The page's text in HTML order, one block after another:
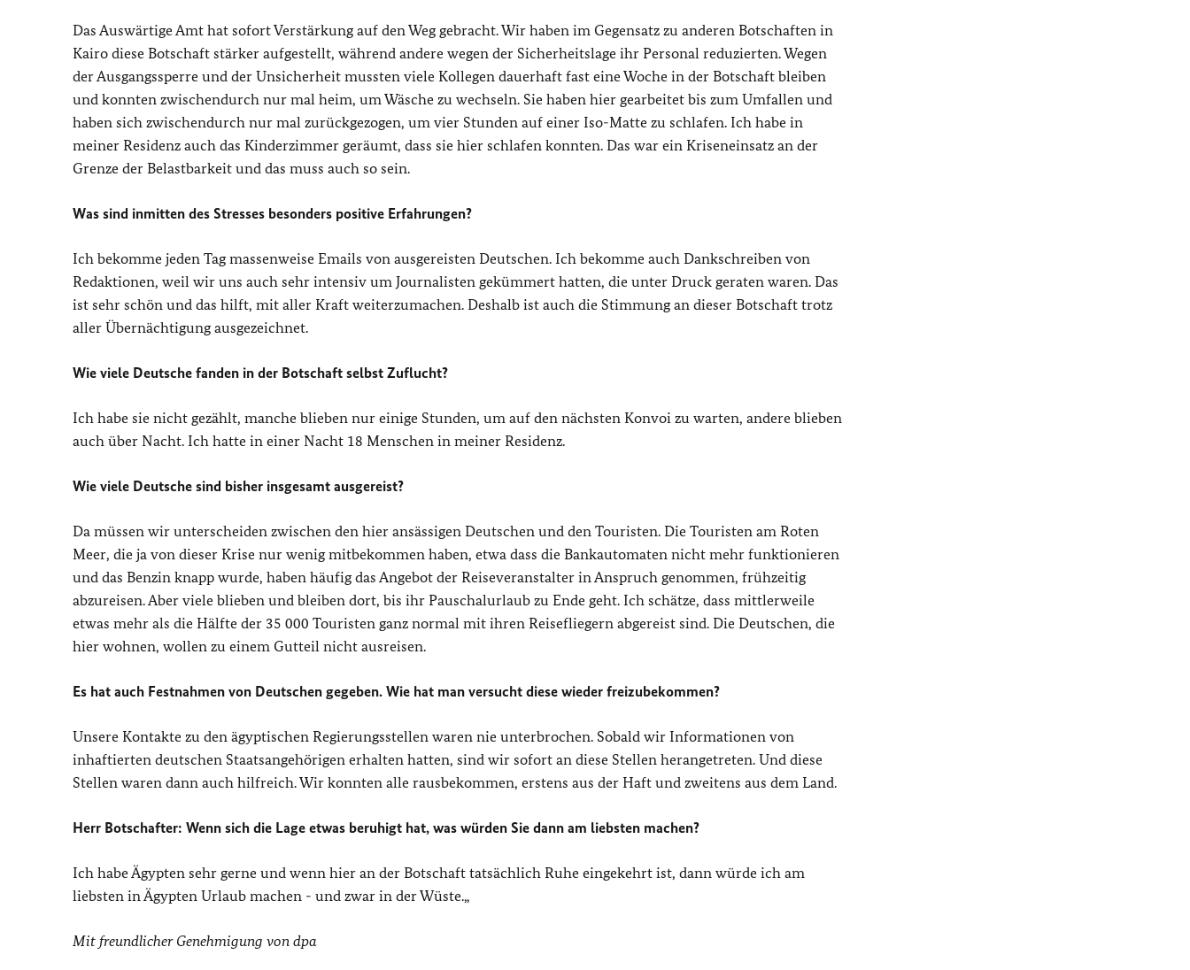
Das Auswärtige Amt hat sofort Verstärkung auf den Weg gebracht. Wir haben im Gegensatz zu anderen Botschaften in
Kairo diese Botschaft stärker aufgestellt, während andere wegen der Sicherheitslage ihr Personal reduzierten. Wegen
der Ausgangssperre und der Unsicherheit mussten viele Kollegen dauerhaft fast eine Woche in der Botschaft bleiben
und konnten zwischendurch nur mal heim, um Wäsche zu wechseln. Sie haben hier gearbeitet bis zum Umfallen und
haben sich zwischendurch nur mal zurückgezogen, um vier Stunden auf einer Iso-Matte zu schlafen. Ich habe in
meiner Residenz auch das Kinderzimmer geräumt, dass sie hier schlafen konnten. Das war ein Kriseneinsatz an der
Grenze der Belastbarkeit und das muss auch so sein.
Was sind inmitten des Stresses besonders positive Erfahrungen?
Ich bekomme jeden Tag massenweise Emails von ausgereisten Deutschen. Ich bekomme auch Dankschreiben von
Redaktionen, weil wir uns auch sehr intensiv um Journalisten gekümmert hatten, die unter Druck geraten waren. Das
ist sehr schön und das hilft, mit aller Kraft weiterzumachen. Deshalb ist auch die Stimmung an dieser Botschaft trotz
aller Übernächtigung ausgezeichnet.
Wie viele Deutsche fanden in der Botschaft selbst Zuflucht?
Ich habe sie nicht gezählt, manche blieben nur einige Stunden, um auf den nächsten Konvoi zu warten, andere blieben
auch über Nacht. Ich hatte in einer Nacht 18 Menschen in meiner Residenz.
Wie viele Deutsche sind bisher insgesamt ausgereist?
Da müssen wir unterscheiden zwischen den hier ansässigen Deutschen und den Touristen. Die Touristen am Roten
Meer, die ja von dieser Krise nur wenig mitbekommen haben, etwa dass die Bankautomaten nicht mehr funktionieren
und das Benzin knapp wurde, haben häufig das Angebot der Reiseveranstalter in Anspruch genommen, frühzeitig
abzureisen. Aber viele blieben und bleiben dort, bis ihr Pauschalurlaub zu Ende geht. Ich schätze, dass mittlerweile
etwas mehr als die Hälfte der 35 000 Touristen ganz normal mit ihren Reisefliegern abgereist sind. Die Deutschen, die
hier wohnen, wollen zu einem Gutteil nicht ausreisen.
Es hat auch Festnahmen von Deutschen gegeben. Wie hat man versucht diese wieder freizubekommen?
Unsere Kontakte zu den ägyptischen Regierungsstellen waren nie unterbrochen. Sobald wir Informationen von
inhaftierten deutschen Staatsangehörigen erhalten hatten, sind wir sofort an diese Stellen herangetreten. Und diese
Stellen waren dann auch hilfreich. Wir konnten alle rausbekommen, erstens aus der Haft und zweitens aus dem Land.
Herr Botschafter: Wenn sich die Lage etwas beruhigt hat, was würden Sie dann am liebsten machen?
Ich habe Ägypten sehr gerne und wenn hier an der Botschaft tatsächlich Ruhe eingekehrt ist, dann würde ich am
liebsten in Ägypten Urlaub machen - und zwar in der Wüste.„
Mit freundlicher Genehmigung von dpa